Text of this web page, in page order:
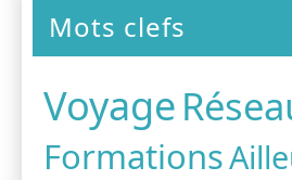
Mots clefs
Voyage
Formations